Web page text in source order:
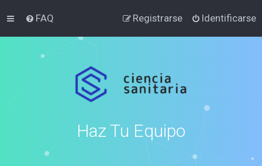
FAQ Identificarse
Registrarse
Haz Tu Equipo